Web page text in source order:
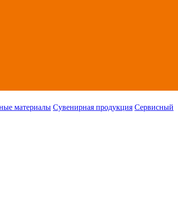
материалы Сувенирная продукция Сервисный